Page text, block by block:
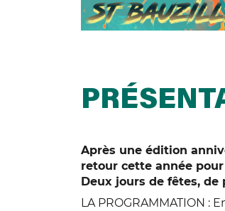
Après une édition
retour cette année
Deux jours de fêtes,
LA PROGRAMMATION :